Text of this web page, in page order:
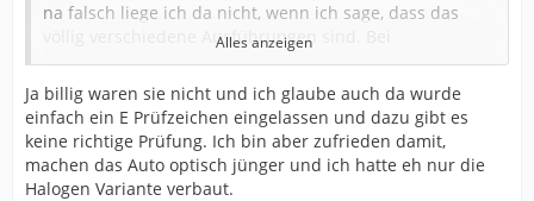
na falsch liege ich da nicht, wenn ich sage, dass das
völlig verschiedene Ausführungen sind. Bei
Originalteilen und in Bezug auf deren Austauschbarkeit,
versteht sich.
Wenn ich mir die geschliffene Artikelbeschreibung
durchlese, kleiner Auszug hier, dann stellt sich da auch
die Frage, ob die Nachbau-Dinger tatsächlich ein
Alles anzeigen
Ja billig waren sie nicht und ich glaube auch da wurde
einfach ein E Prüfzeichen eingelassen und dazu gibt es
keine richtige Prüfung. Ich bin aber zufrieden damit,
machen das Auto optisch jünger und ich hatte eh nur die
Halogen Variante verbaut.